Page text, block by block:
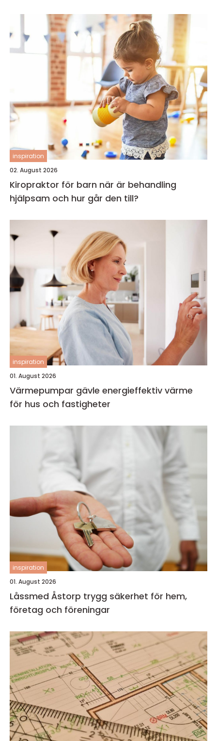
inspiration
02. August 2026
Kiropraktor för barn när är behandling
hjälpsam och hur går den till?
inspiration
01. August 2026
Värmepumpar gävle energieffektiv värme
för hus och fastigheter
inspiration
01. August 2026
Låssmed Åstorp trygg säkerhet för hem,
företag och föreningar